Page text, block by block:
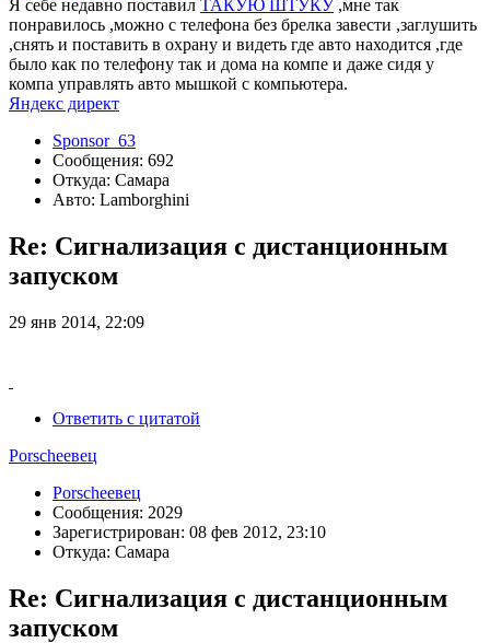
Я себе недавно поставил ТАКУЮ ШТУКУ,мне так
понравилось ,можно с телефона без брелка завести ,заглушить
,снять и поставить в охрану и видеть где авто находится ,где
было как по телефону так и дома на компе и даже сидя у
компа управлять авто мышкой с компьютера.
Яндекс директ
Sponsor_63
Сообщения: 692
Откуда: Самара
Авто: Lamborghini
Re: Сигнализация с дистанционным
запуском
29 янв 2014, 22:09
Ответить с цитатой
Porscheeвец
Porscheeвец
Сообщения: 2029
Зарегистрирован: 08 фев 2012, 23:10
Откуда: Самара
Re: Сигнализация с дистанционным
запуском